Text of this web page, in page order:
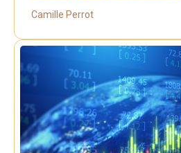
Camille Perrot